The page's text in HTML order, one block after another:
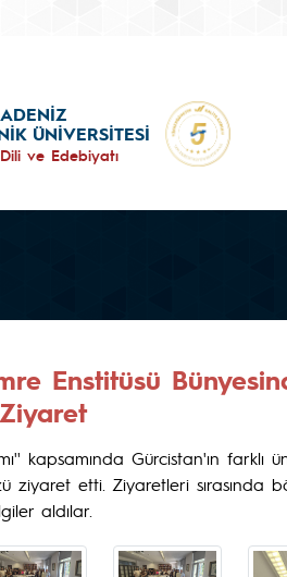
ÜNİVERSİTESİ
ve Edebiyatı
Enstitüsü
kapsamında Gürcistan'ın farklı
ziyaret etti. Ziyaretleri sırasında
aldılar.